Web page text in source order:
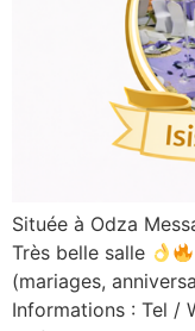
Située à Odza
Très belle salle
(mariages,
Informations : Tel /